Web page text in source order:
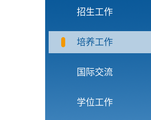
招生工作
培养工作
国际交流
学位工作